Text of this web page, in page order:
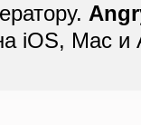
iOS, Mac и